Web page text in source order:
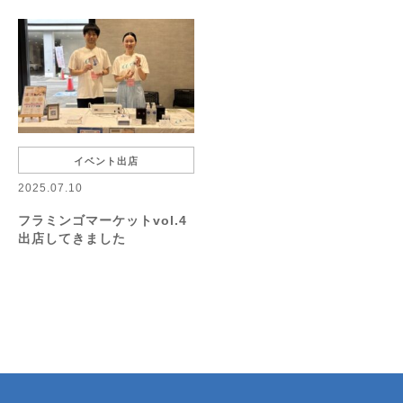
イベント出店
2025.07.10
フラミンゴマーケットvol.4
出店してきました